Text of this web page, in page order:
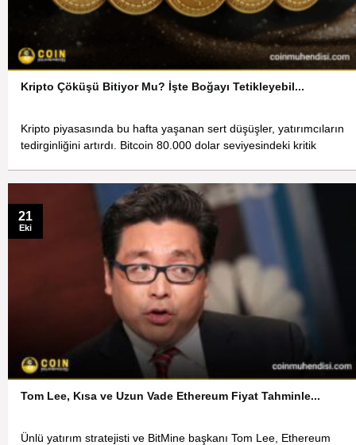
Kripto Çöküşü Bitiyor Mu? İşte Boğayı Tetikleyebil...
Kripto piyasasında bu hafta yaşanan sert düşüşler, yatırımcıların
tedirginliğini artırdı. Bitcoin 80.000 dolar seviyesindeki kritik
Tom Lee, Kısa ve Uzun Vade Ethereum Fiyat Tahminle...
Ünlü yatırım stratejisti ve BitMine başkanı Tom Lee, Ethereum
21
Eki